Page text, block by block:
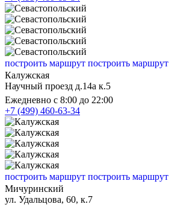
построить маршрут построить маршрут
Калужская
Научный проезд д.14а к.5
Ежедневно с 8:00 до 22:00
+7 (499) 460-63-34
построить маршрут построить маршрут
Мичуринский
ул. Удальцова, 60, к.7